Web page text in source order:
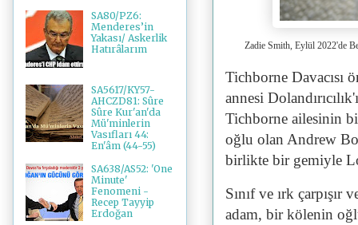
Zadie Smith, Eylül 2022'de
Tichborne Davacısı
annesi D
Tichborne ailesinin
oğlu olan Andrew
birlikte bir gemiyle
Sınıf ve ırk
adam, bir kölenin
SA80/PZ6:
Menderes’in
Yakası/ Askerlik
Hatırâlarım
SA5617/KY57-
AHCZD81: Sûre
Sûre Kur'an'da
Mü'minlerin
Vasıfları 44:
En'âm (44-55)
SA638/AS52: 'One
Minute'
Fenomeni -
Recep Tayyip
Erdoğan